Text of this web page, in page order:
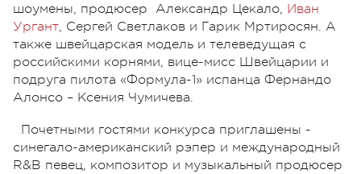
шоумены, продюсер Александр Цекало, Иван
Ургант, Сергей Светлаков и Гарик Мртиросян. А
также швейцарская модель и телеведущая с
российскими корнями, вице-мисс Швейцарии и
подруга пилота «Формула-1» испанца Фернандо
Алонсо – Ксения Чумичева.
Почетными гостями конкурса приглашены -
синегало-американский рэпер и международный
R&B певец, композитор и музыкальный продюсер